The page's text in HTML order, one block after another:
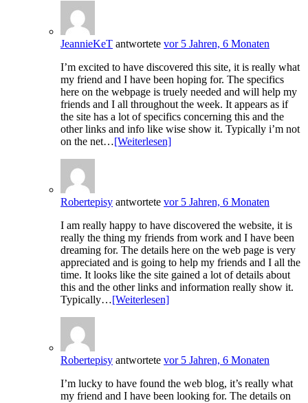
JeannieKeT antwortete vor 5 Jahren, 6 Monaten
I’m excited to have discovered this site, it is really what
my friend and I have been hoping for. The specifics
here on the webpage is truely needed and will help my
friends and I all throughout the week. It appears as if
the site has a lot of specifics concerning this and the
other links and info like wise show it. Typically i’m not
on the net…[Weiterlesen]
Robertepisy antwortete vor 5 Jahren, 6 Monaten
I am really happy to have discovered the website, it is
really the thing my friends from work and I have been
dreaming for. The details here on the web page is very
appreciated and is going to help my friends and I all the
time. It looks like the site gained a lot of details about
this and the other links and information really show it.
Typically…[Weiterlesen]
Robertepisy antwortete vor 5 Jahren, 6 Monaten
I’m lucky to have found the web blog, it’s really what
my friend and I have been looking for. The details on